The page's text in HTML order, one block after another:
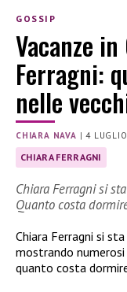
GOSSIP
Vacanze
Ferragni:
nelle
CHIARA NAVA |4
CHIARA FERRAGNI
Chiara Ferragni si
Quanto costa
Chiara Ferragni si
mostrando
quanto costa